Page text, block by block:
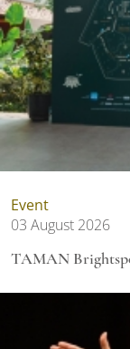
Event
03 August 2026
TAMAN